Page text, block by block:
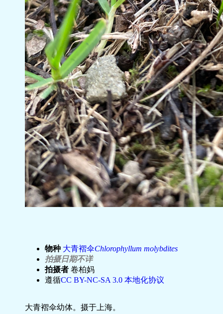
物种 大青褶伞Chlorophyllum molybdites
拍摄日期不详
拍摄者 卷柏妈
遵循CC BY-NC-SA 3.0 本地化协议
大青褶伞幼体。摄于上海。